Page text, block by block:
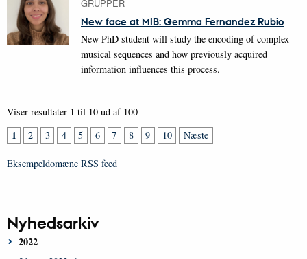
GRUPPER
New face at MIB: Gemma Fernandez Rubio
New PhD student will study the encoding of complex
musical sequences and how previously acquired
information influences this process.
Viser resultater 1 til 10 ud af 100
1 2 3 4 5 6 7 8 9 10 Næste
Eksempeldomæne RSS feed
Nyhedsarkiv
2022